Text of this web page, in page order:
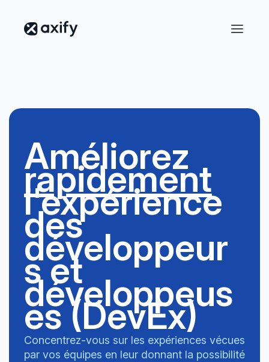
Améliorez
rapidement
l'expérience
des
développeur
s et
développeus
es (DevEx)
Concentrez-vous sur les expériences vécues
par vos équipes en leur donnant la possibilité